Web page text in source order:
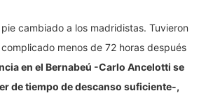
cambiado a los madridistas. Tuvieron
menos de 72 horas después
en el Bernabeú -Carlo Ancelotti se
de tiempo de descanso suficiente-,